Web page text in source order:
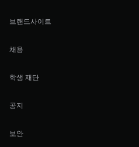
브랜드사이트
채용
학생 재단
공지
보안